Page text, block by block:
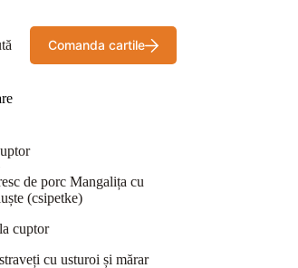
Comanda cartile
de porc Mangalița cu
(csipetke)
cuptor
cu usturoi și mărar